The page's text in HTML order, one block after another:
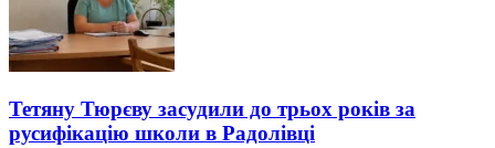
Тетяну Тюрєву засудили до трьох років за
русифікацію школи в Радолівці